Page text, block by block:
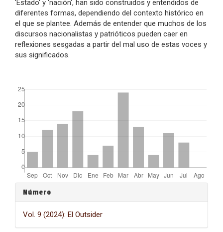
'Estado' y 'nación', han sido construidos y entendidos de
diferentes formas, dependiendo del contexto histórico en
el que se plantee. Además de entender que muchos de los
discursos nacionalistas y patrióticos pueden caer en
reflexiones sesgadas a partir del mal uso de estas voces y
sus significados.
Detalles
del
artículo
Número
Vol. 9 (2024): El Outsider